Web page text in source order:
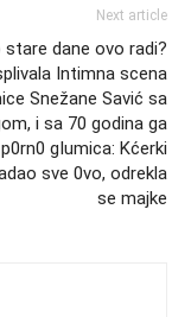
Next article
stare dane ovo radi?
Intimna scena
Snežane Savić sa
i sa 70 godina ga
gIumica: Kćerki
sve 0vo, odrekla
se majke